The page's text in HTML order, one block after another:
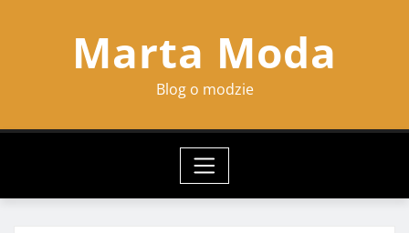
Marta Moda
Blog o modzie